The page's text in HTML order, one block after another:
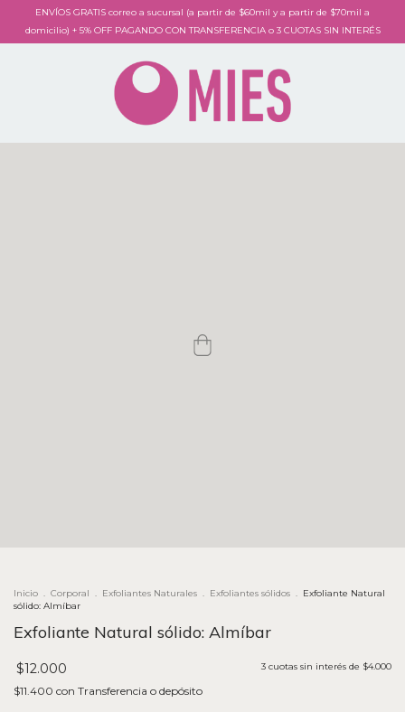
ENVÍOS GRATIS correo a sucursal (a partir de $60mil y a partir de $70mil a
domicilio) + 5% OFF PAGANDO CON TRANSFERENCIA o 3 CUOTAS SIN INTERÉS
Inicio . Corporal . Exfoliantes Naturales . Exfoliantes sólidos . Exfoliante Natural
sólido: Almíbar
Exfoliante Natural sólido: Almíbar
$12.000
$11.400 con Transferencia o depósito
3 cuotas sin interés de $4.000